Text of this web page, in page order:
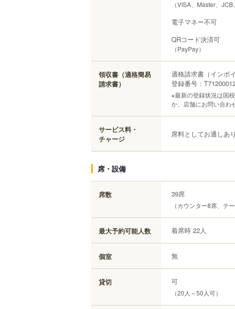
（VISA、Master、
電子マネー不可
QRコード決済可
（PayPay）
領収書（適格簡易
請求書）
適格請求書（インボ
登録番号：
※最新の登録状況は国
か、店舗にお問い合わ
サービス料・
チャージ
席料としてお通しあ
席・設備
席数 39席
（カウンター8席、テ
最大予約可能人数 着席時 22人
個室 無
貸切 可
（20人～50人可）